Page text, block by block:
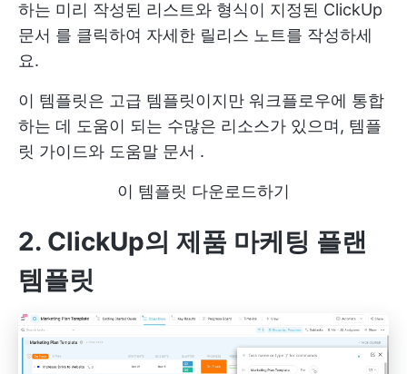
하는 미리 작성된 리스트와 형식이 지정된 ClickUp
문서 를 클릭하여 자세한 릴리스 노트를 작성하세
요.
이 템플릿은 고급 템플릿이지만 워크플로우에 통합
하는 데 도움이 되는 수많은 리소스가 있으며, 템플
릿 가이드와 도움말 문서 .
이 템플릿 다운로드하기
2. ClickUp의 제품 마케팅 플랜
템플릿